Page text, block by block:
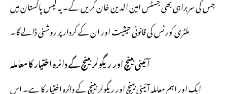
جس کی سربراہی بھی جسٹس امین الدین خان کریں گے۔ یہ کیس پاکستان میں
ملٹری کورٹس کی قانونی حیثیت اور ان کے کردار پر روشنی ڈالے گا۔
آئینی بینچ اور ریگولر بینچ کے دائرہ اختیار کا معاملہ
ایک اور اہم معاملہ آئینی بینچ اور ریگولر بینچ کے دائرہ اختیار کا ہے۔ اس